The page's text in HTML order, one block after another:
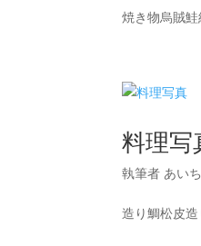
焼き物烏賊
料理写
執筆者 あい
造り鯛松皮造